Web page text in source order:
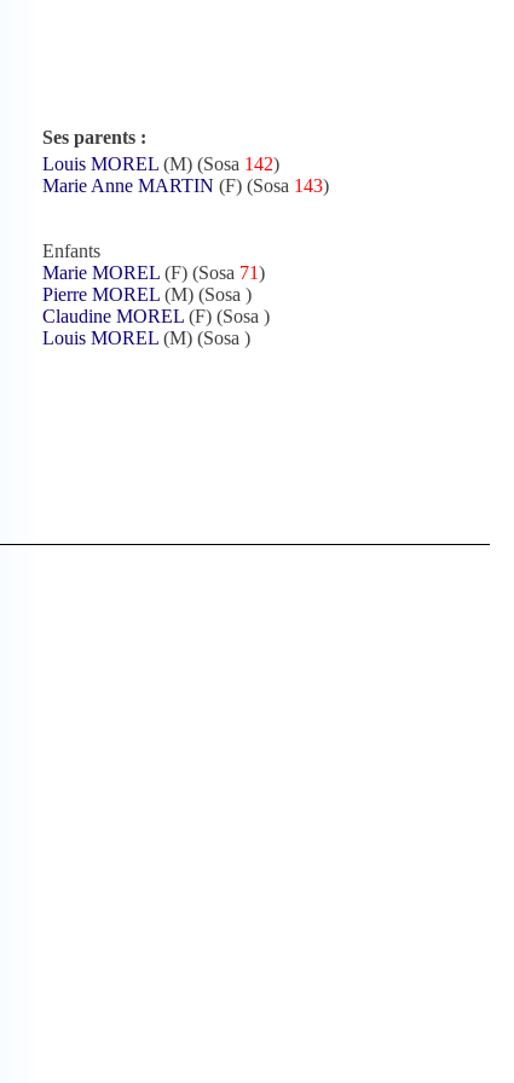
Ses parents :
Louis MOREL (M) (Sosa 142)
Marie Anne MARTIN (F) (Sosa 143)
Enfants
Marie MOREL (F) (Sosa 71)
Pierre MOREL (M) (Sosa )
Claudine MOREL (F) (Sosa )
Louis MOREL (M) (Sosa )